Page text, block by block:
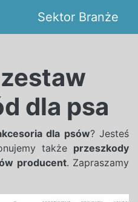
Sektor Branże
dla psa
dla psów? Jesteś
także przeszkody
producent. Zapraszamy